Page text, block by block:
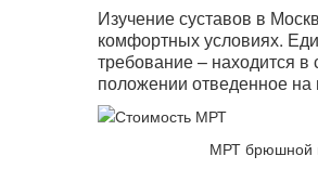
Изучение суставов в
комфортных условиях.
требование – находится в
положении отведенное
МРТ брюшной